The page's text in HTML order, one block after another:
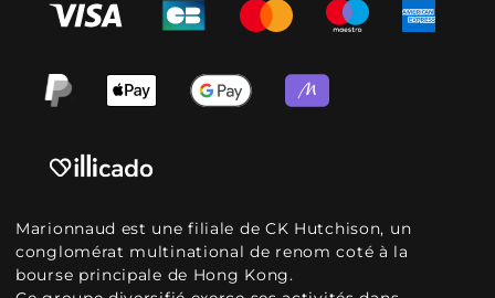
Marionnaud est une filiale de CK Hutchison, un
conglomérat multinational de renom coté à la
bourse principale de Hong Kong.